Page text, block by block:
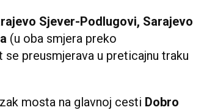
Sjever-Podlugovi, Sarajevo
(u oba smjera preko
preusmjerava u preticajnu traku
mosta na glavnoj cesti Dobro